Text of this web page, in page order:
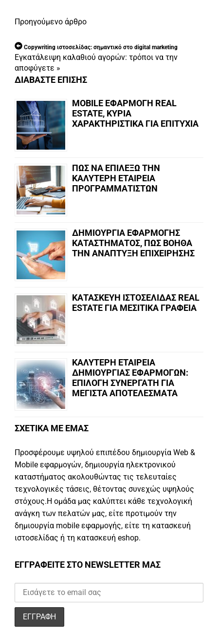
Προηγούμενο άρθρο
Copywriting ιστοσελίδας: σημαντικό στο digital marketing
Εγκατάλειψη καλαθιού αγορών: τρόποι να την
αποφύγετε »
ΔΙΑΒΑΣΤΕ ΕΠΙΣΗΣ
MOBILE ΕΦΑΡΜΟΓΗ REAL
ESTATE, ΚΥΡΙΑ
ΧΑΡΑΚΤΗΡΙΣΤΙΚΑ ΓΙΑ ΕΠΙΤΥΧΙΑ
ΠΩΣ ΝΑ ΕΠΙΛΕΞΩ ΤΗΝ
ΚΑΛΥΤΕΡΗ ΕΤΑΙΡΕΙΑ
ΠΡΟΓΡΑΜΜΑΤΙΣΤΩΝ
ΔΗΜΙΟΥΡΓΙΑ ΕΦΑΡΜΟΓΗΣ
ΚΑΤΑΣΤΗΜΑΤΟΣ, ΠΩΣ ΒΟΗΘΑ
ΤΗΝ ΑΝΑΠΤΥΞΗ ΕΠΙΧΕΙΡΗΣΗΣ
ΚΑΤΑΣΚΕΥΗ ΙΣΤΟΣΕΛΙΔΑΣ REAL
ESTATE ΓΙΑ ΜΕΣΙΤΙΚΑ ΓΡΑΦΕΙΑ
ΚΑΛΥΤΕΡΗ ΕΤΑΙΡΕΙΑ
ΔΗΜΙΟΥΡΓΙΑΣ ΕΦΑΡΜΟΓΩΝ:
ΕΠΙΛΟΓΗ ΣΥΝΕΡΓΑΤΗ ΓΙΑ
ΜΕΓΙΣΤΑ ΑΠΟΤΕΛΕΣΜΑΤΑ
ΣΧΕΤΙΚΑ ΜΕ ΕΜΑΣ
Προσφέρουμε υψηλού επιπέδου δημιουργία Web &
Mobile εφαρμογών, δημιουργία ηλεκτρονικού
καταστήματος ακολουθώντας τις τελευταίες
τεχνολογικές τάσεις, θέτοντας συνεχώς υψηλούς
στόχους.Η ομάδα μας καλύπτει κάθε τεχνολογική
ανάγκη των πελατών μας, είτε προτιμούν την
δημιουργία mobile εφαρμογής, είτε τη κατασκευή
ιστοσελίδας ή τη κατασκευή eshop.
ΕΓΓΡΑΦΕΙΤΕ ΣΤΟ NEWSLETTER ΜΑΣ